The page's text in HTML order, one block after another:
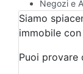
Negozi e
Qualsiasi
Attività/
Azienda
Bar/
Siamo
immobile
Puoi provare